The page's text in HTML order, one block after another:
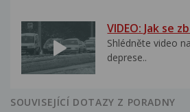
VIDEO: Jak se
Shlédněte video
deprese..
SOUVISEJÍCÍ DOTAZY Z PORADNY